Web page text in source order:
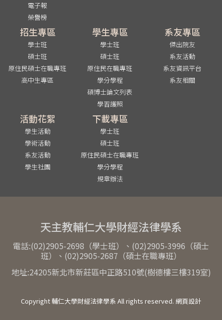
電子報
榮譽榜
招生專區
學士班
碩士班
原住民碩士在職專班
高中生專區
學生專區
學士班
碩士班
原住民在職專班
學分學程
碩博士論文列表
學習護照
系友專區
傑出院友
系友活動
系友資訊平台
系友相關
活動花絮
學生活動
學術活動
系友活動
學生社團
下載專區
學士班
碩士班
原住民碩士在職專班
學分學程
規章辦法
天主教輔仁大學財經法律學系
電話:(02)2905-2698（學士班）、(02)2905-3996（碩士
班）、(02)2905-2687（碩士在職專班）
地址:24205新北市新莊區中正路510號(樹德樓三樓319室)
Copyright 輔仁大學財經法律學系 All rights reserved. 網頁設計